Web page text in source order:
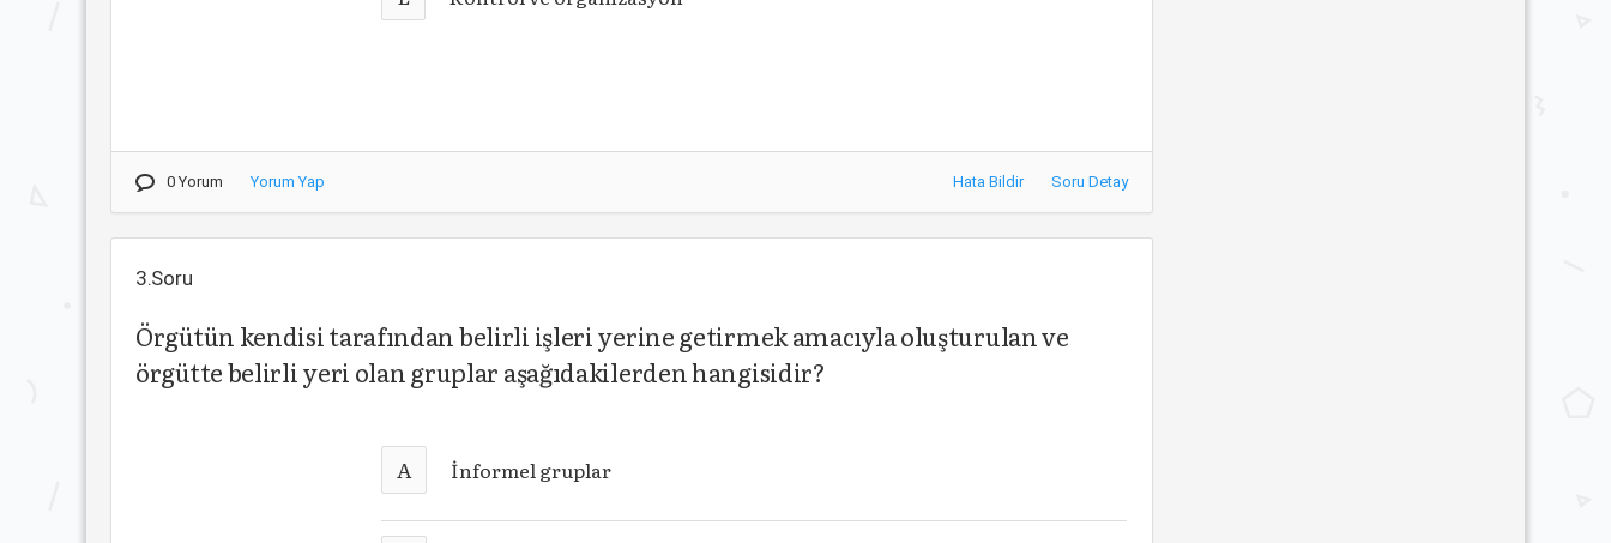
0 Yorum Yorum Yap Hata Bildir Soru Detay
3.Soru
Örgütün kendisi tarafından belirli işleri yerine getirmek amacıyla oluşturulan ve
örgütte belirli yeri olan gruplar aşağıdakilerden hangisidir?
A İnformel gruplar